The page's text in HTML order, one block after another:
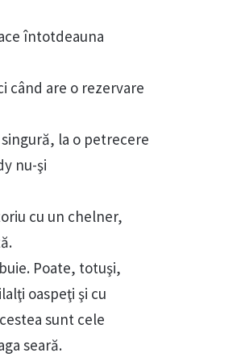
întotdeauna
când are o rezervare
la o petrecere
nu-şi
cu un chelner,
Poate, totuşi,
oaspeţi şi cu
sunt cele
seară.